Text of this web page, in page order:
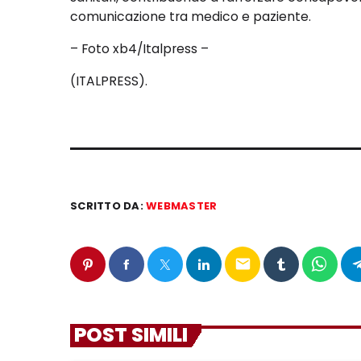
comunicazione tra medico e paziente.
– Foto xb4/Italpress –
(ITALPRESS).
SCRITTO DA:WEBMASTER
email
POST SIMILI